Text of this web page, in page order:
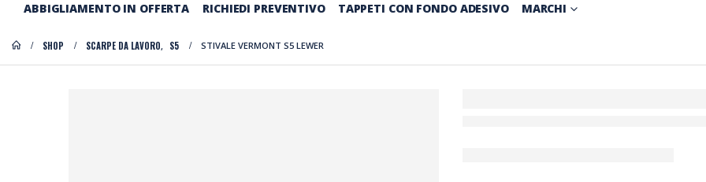
ABBIGLIAMENTO IN OFFERTA RICHIEDI PREVENTIVO TAPPETI CON FONDO ADESIVO MARCHI
SHOP SCARPE DA LAVORO, S5 STIVALE VERMONT S5 LEWER